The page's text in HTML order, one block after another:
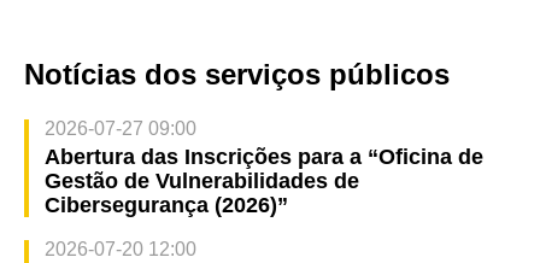
Notícias dos serviços públicos
2026-07-27 09:00
Abertura das Inscrições para a “Oficina de
Gestão de Vulnerabilidades de
Cibersegurança (2026)”
2026-07-20 12:00